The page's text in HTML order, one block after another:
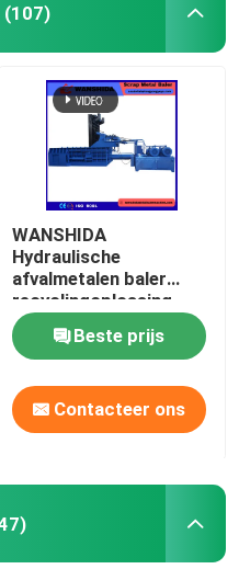
(107)
WANSHIDA
Hydraulische
afvalmetalen baler
recyclingoplossing.
Beste prijs
Contacteer ons